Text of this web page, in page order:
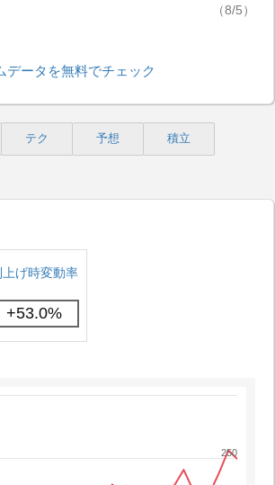
（8/5）
データを無料でチェック
テク 予想 積立
上げ時変動率
+53.0%
250